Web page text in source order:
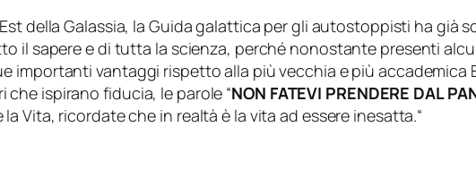
della Galassia, la Guida galattica per gli autostoppisti ha già
il sapere e di tutta la scienza, perché nonostante presenti
importanti vantaggi rispetto alla più vecchia e più accademica
ispirano fiducia, le parole “NON FATEVI PRENDERE DAL
Vita, ricordate che in realtà è la vita ad essere inesatta.“